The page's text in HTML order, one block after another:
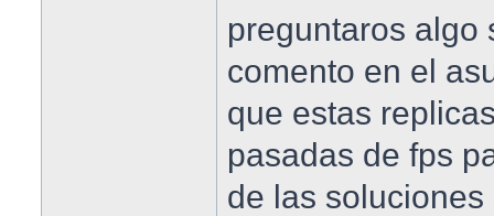
preguntaros algo
comento en el
que estas
pasadas de fps
de las